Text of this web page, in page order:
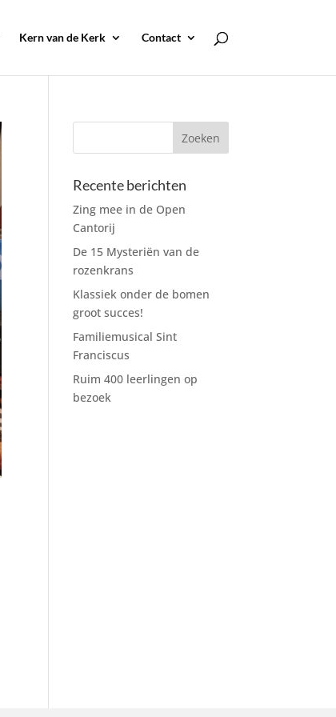
Kern van de Kerk Contact
Recente berichten
Zing mee in de Open
Cantorij
De 15 Mysteriën van de
rozenkrans
Klassiek onder de bomen
groot succes!
Familiemusical Sint
Franciscus
Ruim 400 leerlingen op
bezoek